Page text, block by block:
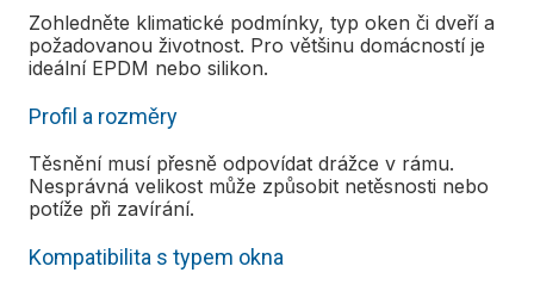
Zohledněte klimatické podmínky, typ oken či dveří a
požadovanou životnost. Pro většinu domácností je
ideální EPDM nebo silikon.
Profil a rozměry
Těsnění musí přesně odpovídat drážce v rámu.
Nesprávná velikost může způsobit netěsnosti nebo
potíže při zavírání.
Kompatibilita s typem okna